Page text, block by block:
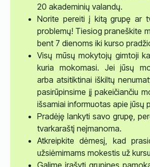
20 akademinių valandų.
Norite pereiti į kitą grupę ar
problemų! Tiesiog praneškite
bent 7 dienoms iki kurso
Visų mūsų mokytojų gimtoji
kuria mokomasi. Jei jūsų
arba atsitiktinai iškiltų
pasirūpinsime jį pakeičiančiu
išsamiai informuotas apie jūsų
Pradėję lankyti savo grupę,
tvarkaraštį neįmanoma.
Atkreipkite dėmesį, kad
užsiėmimams mokestis už
Galime įrašyti grupines